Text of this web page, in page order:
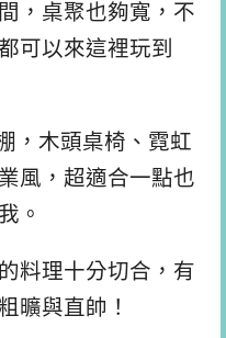
，桌聚也夠寬，不
可以來這裡玩到
，木頭桌椅、霓虹
風，超適合一點也
。
料理十分切合，有
曠與直帥！